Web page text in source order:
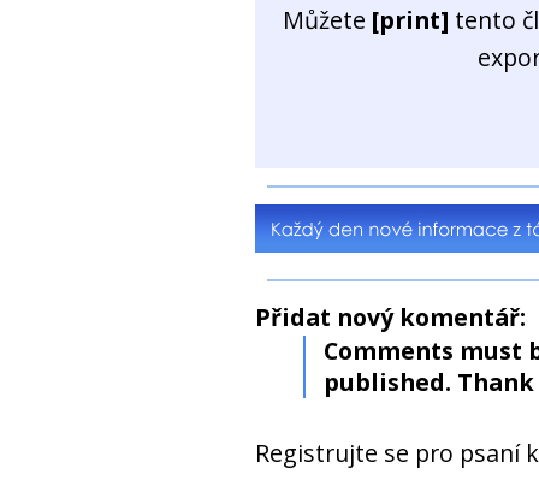
Můžete [print] tento
Přidat nový komentář:
Comments must
published. Thank
Registrujte se pro psaní